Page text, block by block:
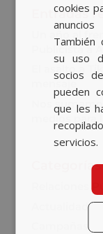
Entradas
Un año al
Publicista a
El asalto a
mensaje
Nos
medios para
Categorías
Relaciones
Actualidad
Campañas
cookies
También
su uso
socios
pueden
que les
servicios.